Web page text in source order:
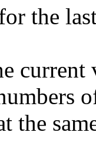
the
the